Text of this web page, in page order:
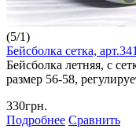
(5/1)
Бейсболка сетка,
Бейсболка летняя, с
размер 56-58,
330грн.
Подробнее Сравнить